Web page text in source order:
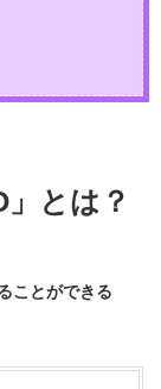
とは？
ことができる